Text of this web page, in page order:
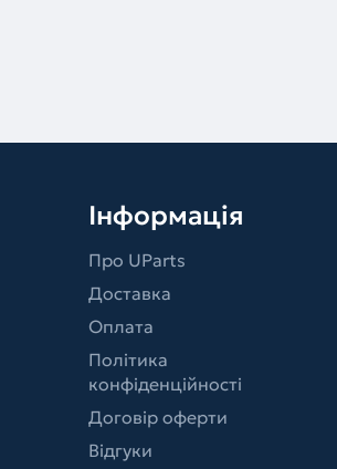
Інформація
Про UParts
Доставка
Оплата
Політика
конфіденційності
Договір оферти
Відгуки